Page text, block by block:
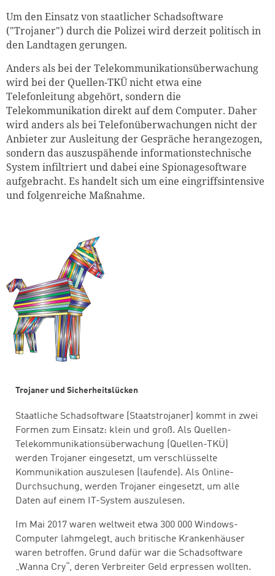
Um den Einsatz von staatlicher Schadsoftware
("Trojaner") durch die Polizei wird derzeit politisch in
den Landtagen gerungen.
Anders als bei der Telekommunikationsüberwachung
wird bei der Quellen-TKÜ nicht etwa eine
Telefonleitung abgehört, sondern die
Telekommunikation direkt auf dem Computer. Daher
wird anders als bei Telefonüberwachungen nicht der
Anbieter zur Ausleitung der Gespräche herangezogen,
sondern das auszuspähende informationstechnische
System infiltriert und dabei eine Spionagesoftware
aufgebracht. Es handelt sich um eine eingriffsintensive
und folgenreiche Maßnahme.
Trojaner und Sicherheitslücken
Staatliche Schadsoftware (Staatstrojaner) kommt in zwei
Formen zum Einsatz: klein und groß. Als Quellen-
Telekommunikationsüberwachung (Quellen-TKÜ)
werden Trojaner eingesetzt, um verschlüsselte
Kommunikation auszulesen (laufende). Als Online-
Durchsuchung, werden Trojaner eingesetzt, um alle
Daten auf einem IT-System auszulesen.
Im Mai 2017 waren weltweit etwa 300 000 Windows-
Computer lahmgelegt, auch britische Krankenhäuser
waren betroffen. Grund dafür war die Schadsoftware
„Wanna Cry“, deren Verbreiter Geld erpressen wollten.